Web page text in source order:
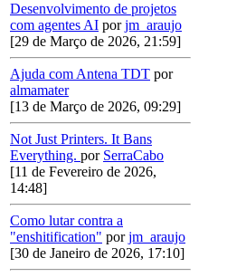
Desenvolvimento de projetos
com agentes AI porjm_araujo
[29 de Março de 2026, 21:59]
Ajuda com Antena TDT por
almamater
[13 de Março de 2026, 09:29]
Not Just Printers. It Bans
Everything. por SerraCabo
[11 de Fevereiro de 2026,
14:48]
Como lutar contra a
"enshitification" porjm_araujo
[30 de Janeiro de 2026, 17:10]